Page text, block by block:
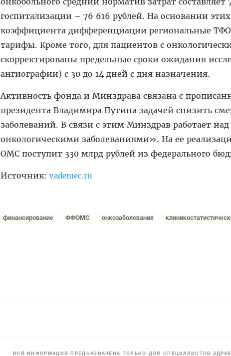
госпитализации – 76 616 рублей. На основании
коэффициента дифференциации региональные
тарифы. Кроме того, для пациентов с
скорректированы предельные сроки ожидания
ангиографии) с 30 до 14 дней с дня назначения.
Активность фонда и Минздрава связана с
президента Владимира Путина задачей снизить
заболеваний. В связи с этим Минздрав работает
онкологическими заболеваниями». На ее
ОМС поступит 330 млрд рублей из федерального
Источник: vademec.ru
финансирование ФФОМС онкозаболевания
ВСЯ ИНФОРМАЦИЯ ПРЕДНАЗНАЧЕНА ТОЛЬКО ДЛЯ СПЕЦИАЛИСТОВ